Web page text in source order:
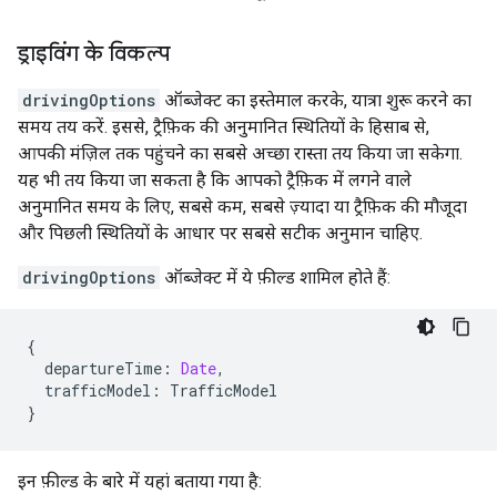
ड्राइविंग के विकल्प
drivingOptions ऑब्जेक्ट का इस्तेमाल करके, यात्रा शुरू करने का
समय तय करें. इससे, ट्रैफ़िक की अनुमानित स्थितियों के हिसाब से,
आपकी मंज़िल तक पहुंचने का सबसे अच्छा रास्ता तय किया जा सकेगा.
यह भी तय किया जा सकता है कि आपको ट्रैफ़िक में लगने वाले
अनुमानित समय के लिए, सबसे कम, सबसे ज़्यादा या ट्रैफ़िक की मौजूदा
और पिछली स्थितियों के आधार पर सबसे सटीक अनुमान चाहिए.
drivingOptions ऑब्जेक्ट में ये फ़ील्ड शामिल होते हैं:
{
departureTime : Date,
trafficModel :
TrafficModel
}
इन फ़ील्ड के बारे में यहां बताया गया है: